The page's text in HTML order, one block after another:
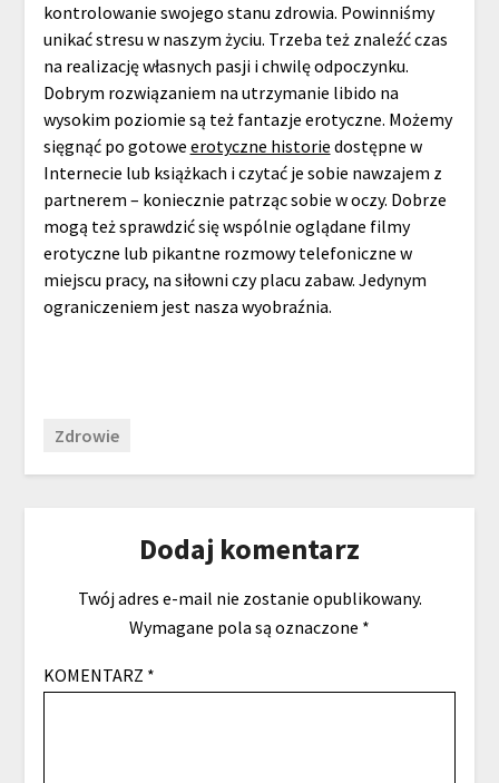
kontrolowanie swojego stanu zdrowia. Powinniśmy
unikać stresu w naszym życiu. Trzeba też znaleźć czas
na realizację własnych pasji i chwilę odpoczynku.
Dobrym rozwiązaniem na utrzymanie libido na
wysokim poziomie są też fantazje erotyczne. Możemy
sięgnąć po gotowe erotyczne historie dostępne w
Internecie lub książkach i czytać je sobie nawzajem z
partnerem – koniecznie patrząc sobie w oczy. Dobrze
mogą też sprawdzić się wspólnie oglądane filmy
erotyczne lub pikantne rozmowy telefoniczne w
miejscu pracy, na siłowni czy placu zabaw. Jedynym
ograniczeniem jest nasza wyobraźnia.
Zdrowie
Dodaj komentarz
Twój adres e-mail nie zostanie opublikowany.
Wymagane pola są oznaczone *
KOMENTARZ *